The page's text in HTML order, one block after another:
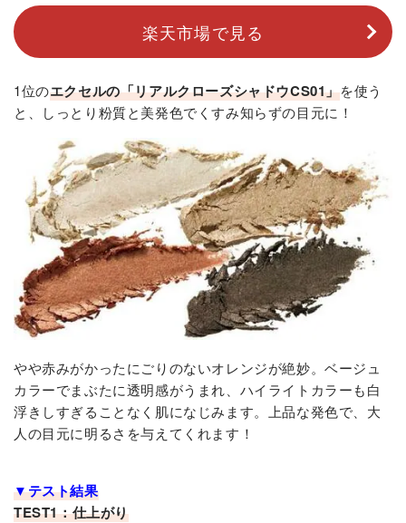
楽天市場で見る
1位のエクセルの「リアルクローズシャドウCS01」を使う
と、しっとり粉質と美発色でくすみ知らずの目元に！
やや赤みがかったにごりのないオレンジが絶妙。ベージュ
カラーでまぶたに透明感がうまれ、ハイライトカラーも白
浮きしすぎることなく肌になじみます。上品な発色で、大
人の目元に明るさを与えてくれます！
▼テスト結果
TEST1：仕上がり